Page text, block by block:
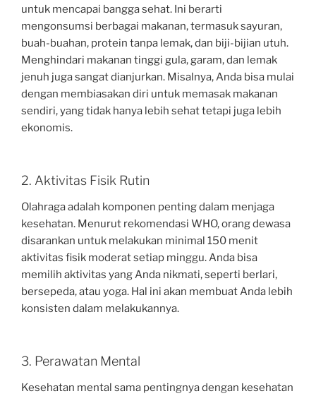
untuk mencapai bangga sehat. Ini berarti
mengonsumsi berbagai makanan, termasuk sayuran,
buah-buahan, protein tanpa lemak, dan biji-bijian utuh.
Menghindari makanan tinggi gula, garam, dan lemak
jenuh juga sangat dianjurkan. Misalnya, Anda bisa mulai
dengan membiasakan diri untuk memasak makanan
sendiri, yang tidak hanya lebih sehat tetapi juga lebih
ekonomis.
2. Aktivitas Fisik Rutin
Olahraga adalah komponen penting dalam menjaga
kesehatan. Menurut rekomendasi WHO, orang dewasa
disarankan untuk melakukan minimal 150 menit
aktivitas fisik moderat setiap minggu. Anda bisa
memilih aktivitas yang Anda nikmati, seperti berlari,
bersepeda, atau yoga. Hal ini akan membuat Anda lebih
konsisten dalam melakukannya.
3. Perawatan Mental
Kesehatan mental sama pentingnya dengan kesehatan